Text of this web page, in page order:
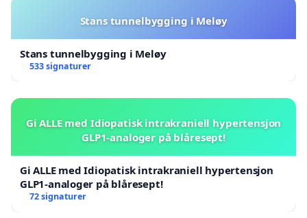
Stans tunnelbygging i Meløy
Stans tunnelbygging i Meløy
533 signaturer
Gi ALLE med Idiopatisk intrakraniell hypertensjon
GLP1-analoger på blåresept!
Gi ALLE med Idiopatisk intrakraniell hypertensjon
GLP1-analoger på blåresept!
72 signaturer